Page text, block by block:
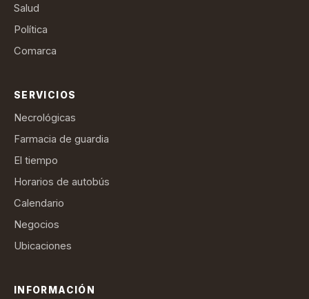
Salud
Política
Comarca
SERVICIOS
Necrológicas
Farmacia de guardia
El tiempo
Horarios de autobús
Calendario
Negocios
Ubicaciones
INFORMACIÓN